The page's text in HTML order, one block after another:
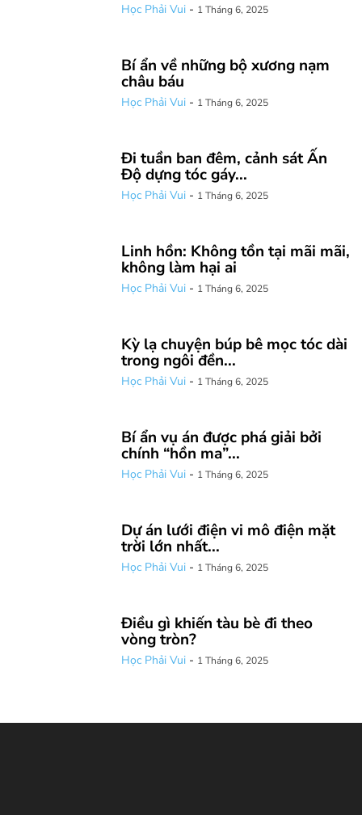
Học Phải Vui - 1 Tháng 6, 2025
Bí ẩn về những bộ xương nạm
châu báu
Học Phải Vui - 1 Tháng 6, 2025
Đi tuần ban đêm, cảnh sát Ấn
Độ dựng tóc gáy...
Học Phải Vui - 1 Tháng 6, 2025
Linh hồn: Không tồn tại mãi mãi,
không làm hại ai
Học Phải Vui - 1 Tháng 6, 2025
Kỳ lạ chuyện búp bê mọc tóc dài
trong ngôi đền...
Học Phải Vui - 1 Tháng 6, 2025
Bí ẩn vụ án được phá giải bởi
chính “hồn ma”...
Học Phải Vui - 1 Tháng 6, 2025
Dự án lưới điện vi mô điện mặt
trời lớn nhất...
Học Phải Vui - 1 Tháng 6, 2025
Điều gì khiến tàu bè đi theo
vòng tròn?
Học Phải Vui - 1 Tháng 6, 2025